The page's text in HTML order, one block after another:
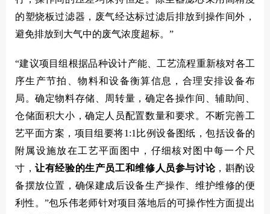
的塑烧板过滤器，废气经达标过滤后排放到操作间外，
避免排放到大气中的废气浓度超标。”
“建议项目组根据品种设计产能、工艺流程重新核对各工
序生产节拍、物料和设备衡算信息，合理安排设备布
局。确定物料存储、周转量，确定各操作间、辅助间、
仓储面积大小，确定人员配置数量和要求。不断完善工
艺平面方案，项目组要将1:1比例设备图纸，包括设备的
附属设施放在工艺平面图中，仔细核对图中每一个尺
寸，让有经验的生产员工和维修人员参与讨论，斟酌设
备摆放位置，确保建成后设备生产操作、维护维修的便
利性。 ”包乐伟老师针对项目落地后的可操作性方面提出